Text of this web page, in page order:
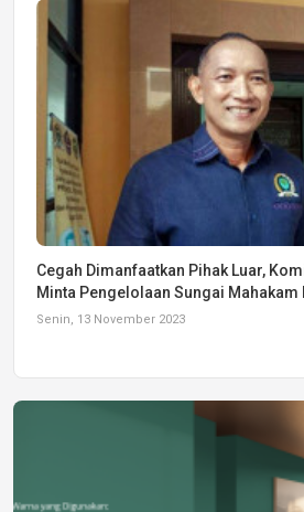
Cegah Dimanfaatkan Pihak Luar,
Minta Pengelolaan Sungai Mahakam
Senin, 13 November 2023